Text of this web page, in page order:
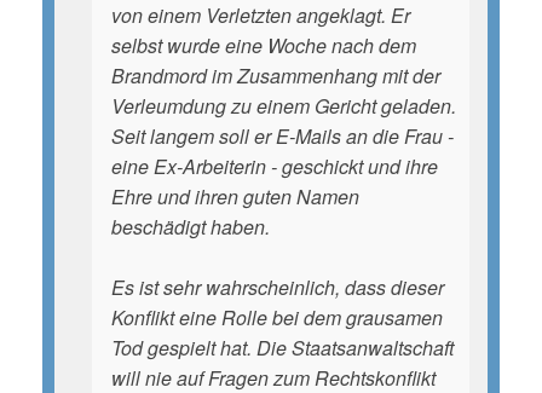
von einem Verletzten angeklagt. Er
selbst wurde eine Woche nach dem
Brandmord im Zusammenhang mit der
Verleumdung zu einem Gericht geladen.
Seit langem soll er E-Mails an die Frau -
eine Ex-Arbeiterin - geschickt und ihre
Ehre und ihren guten Namen
beschädigt haben.
Es ist sehr wahrscheinlich, dass dieser
Konflikt eine Rolle bei dem grausamen
Tod gespielt hat. Die Staatsanwaltschaft
will nie auf Fragen zum Rechtskonflikt